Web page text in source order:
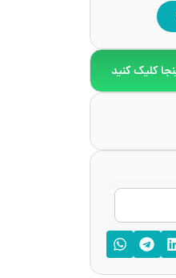
کلیک کنید